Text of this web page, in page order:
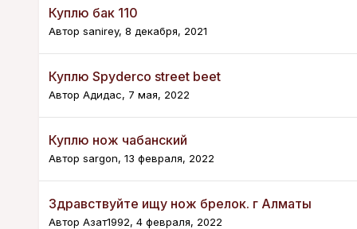
Куплю бак 110
Автор sanirey, 8 декабря, 2021
Куплю Spyderco street beet
Автор Адидас, 7 мая, 2022
Куплю нож чабанский
Автор sargon, 13 февраля, 2022
Здравствуйте ищу нож брелок. г Алматы
Автор Азат1992, 4 февраля, 2022